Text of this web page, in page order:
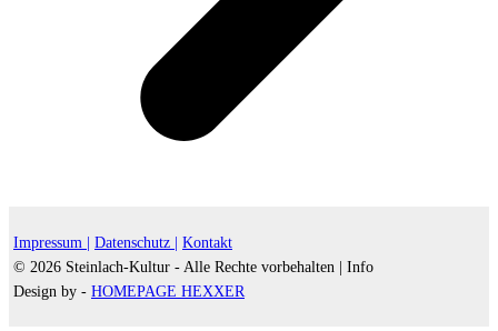
Impressum | Datenschutz |
Kontakt
© 2026 Steinlach-Kultur - Alle Rechte vorbehalten |
Info
Design by - HOMEPAGE HEXXER